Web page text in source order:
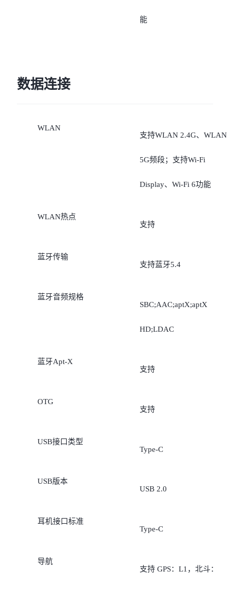
能
数据连接
WLAN
支持WLAN 2.4G、WLAN
5G频段；支持Wi-Fi
Display、Wi-Fi 6功能
WLAN热点
支持
蓝牙传输
支持蓝牙5.4
蓝牙音频规格
SBC;AAC;aptX;aptX
HD;LDAC
蓝牙Apt-X
支持
OTG
支持
USB接口类型
Type-C
USB版本
USB 2.0
耳机接口标准
Type-C
导航
支持 GPS：L1，北斗：